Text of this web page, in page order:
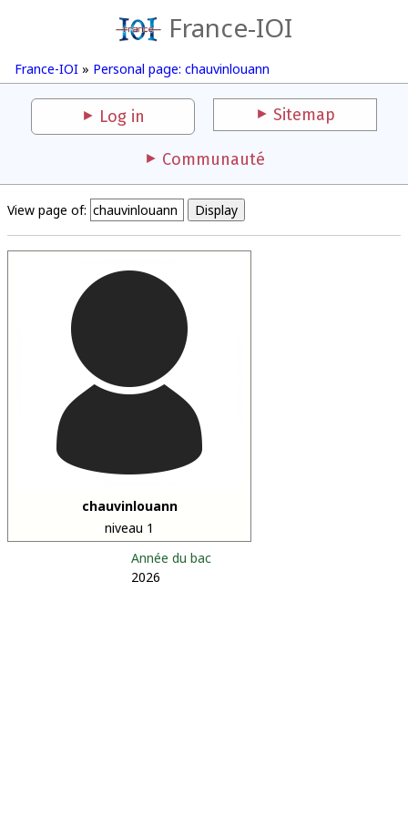
France-IOI
France-IOI » Personal page: chauvinlouann
Log in Sitemap
Communauté
View page of:
chauvinlouann
niveau 1
Année du bac
2026